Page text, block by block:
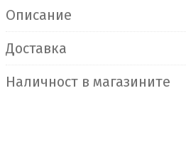
Описание
Доставка
Наличност в магазините